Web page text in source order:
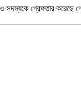
৩ সদস্যকে গ্রেফতার করেছে